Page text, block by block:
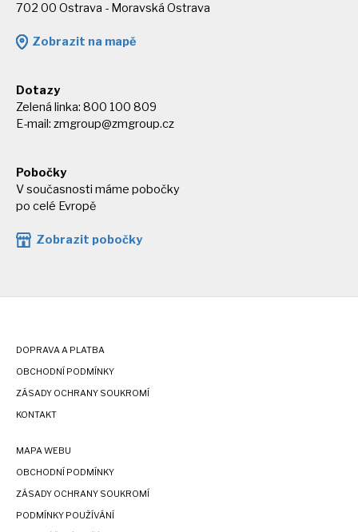
702 00 Ostrava - Moravská Ostrava
Zobrazit na mapě
Dotazy
Zelená linka: 800 100 809
E-mail: zmgroup@zmgroup.cz
Pobočky
V současnosti máme pobočky
po celé Evropě
Zobrazit pobočky
DOPRAVA A PLATBA
OBCHODNÍ PODMÍNKY
ZÁSADY OCHRANY SOUKROMÍ
KONTAKT
MAPA WEBU
OBCHODNÍ PODMÍNKY
ZÁSADY OCHRANY SOUKROMÍ
PODMÍNKY POUŽÍVÁNÍ